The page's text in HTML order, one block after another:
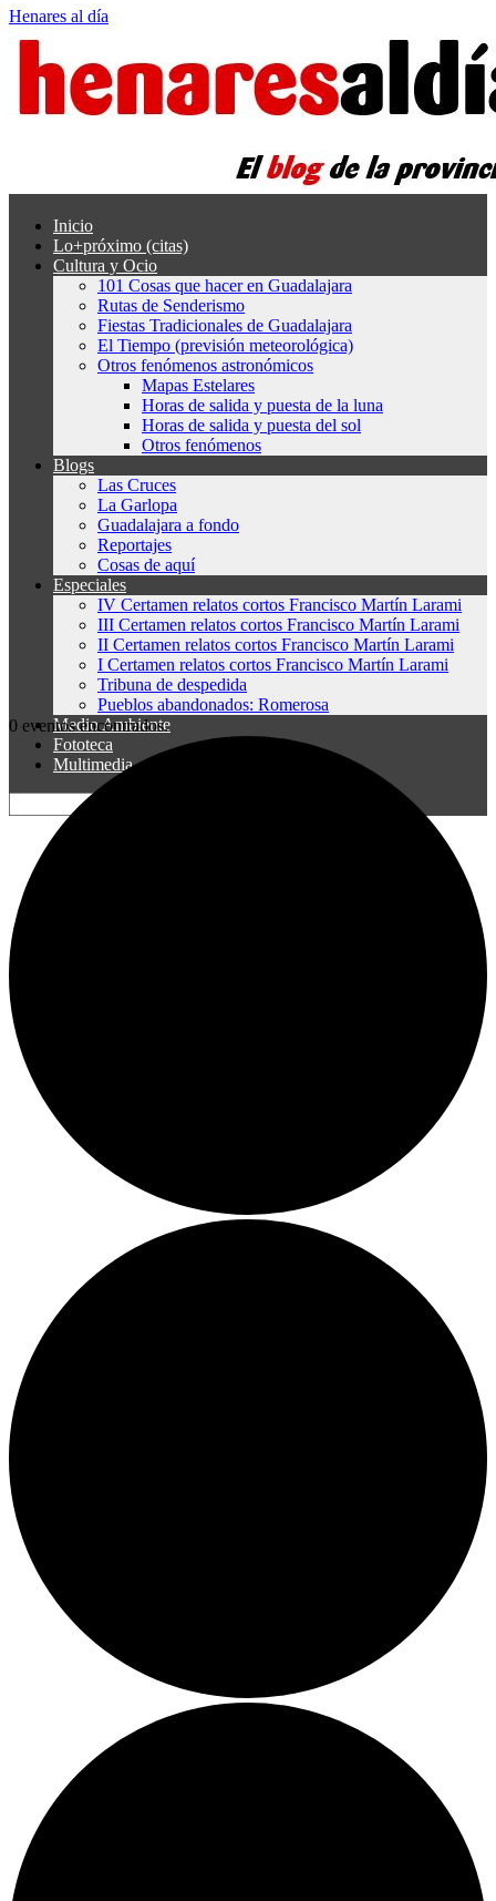
Henares al día
Inicio
Lo+próximo (citas)
Cultura y Ocio
101 Cosas que hacer en Guadalajara
Rutas de Senderismo
Fiestas Tradicionales de Guadalajara
El Tiempo (previsión meteorológica)
Otros fenómenos astronómicos
Mapas Estelares
Horas de salida y puesta de la luna
Horas de salida y puesta del sol
Otros fenómenos
Blogs
Las Cruces
La Garlopa
Guadalajara a fondo
Reportajes
Cosas de aquí
Especiales
IV Certamen relatos cortos Francisco Martín Larami
III Certamen relatos cortos Francisco Martín Larami
II Certamen relatos cortos Francisco Martín Larami
I Certamen relatos cortos Francisco Martín Larami
Tribuna de despedida
Pueblos abandonados: Romerosa
Medio Ambiente
Fototeca
Multimedia
0 eventos encontrados.